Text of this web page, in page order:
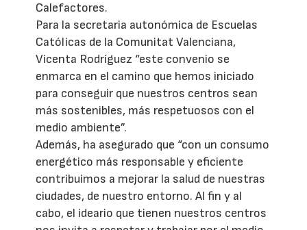
Calefactores.
Para la secretaria autonómica de Escuelas
Católicas de la Comunitat Valenciana,
Vicenta Rodríguez “este convenio se
enmarca en el camino que hemos iniciado
para conseguir que nuestros centros sean
más sostenibles, más respetuosos con el
medio ambiente”.
Además, ha asegurado que “con un consumo
energético más responsable y eficiente
contribuimos a mejorar la salud de nuestras
ciudades, de nuestro entorno. Al fin y al
cabo, el ideario que tienen nuestros centros